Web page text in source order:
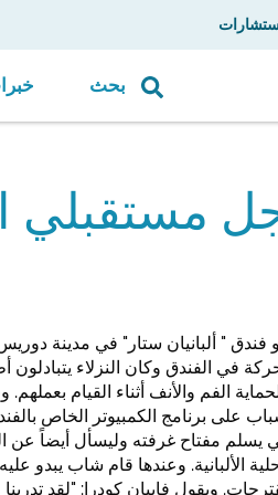
بحث
مستقبلي
فندق " ألبانيان ستار" في مدينة
في الفندق وكان النزلاء يتبادلون
الفم والأنف أثناء القيام
على برنامج الكمبيوتر الخاص
يسلم مفتاح غرفته وليسأل أيضاً عن
الألبانية. وعندها قام شاب يبدو
ويقول فابيان كودرا: "لقد